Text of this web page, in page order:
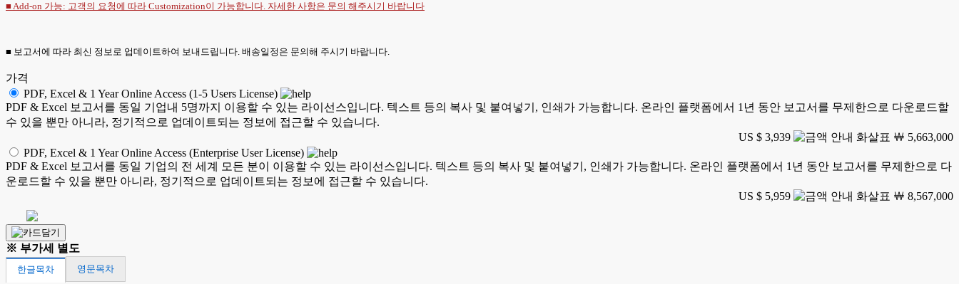
■ Add-on 가능: 고객의 요청에 따라 Customization이 가능합니다. 자세한 사항은 문의 해주시기 바랍니다
■ 보고서에 따라 최신 정보로 업데이트하여 보내드립니다. 배송일정은 문의해 주시기 바랍니다.
가격
PDF, Excel & 1 Year Online Access (1-5 Users License)
PDF & Excel 보고서를 동일 기업내 5명까지 이용할 수 있는 라이선스입니다. 텍스트 등의 복사 및 붙여넣기, 인쇄가 가능합니다. 온라인 플랫폼에서 1년 동안 보고서를 무제한으로 다운로드할
수 있을 뿐만 아니라, 정기적으로 업데이트되는 정보에 접근할 수 있습니다.
US $ 3,939
￦ 5,663,000
PDF, Excel & 1 Year Online Access (Enterprise User License)
PDF & Excel 보고서를 동일 기업의 전 세계 모든 분이 이용할 수 있는 라이선스입니다. 텍스트 등의 복사 및 붙여넣기, 인쇄가 가능합니다. 온라인 플랫폼에서 1년 동안 보고서를 무제한으로 다
운로드할 수 있을 뿐만 아니라, 정기적으로 업데이트되는 정보에 접근할 수 있습니다.
US $ 5,959
￦ 8,567,000
※ 부가세 별도
한글목차
영문목차